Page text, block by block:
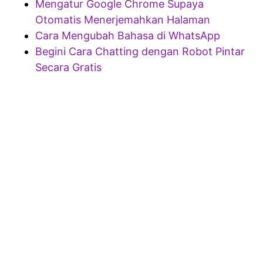
Mengatur Google Chrome Supaya
Otomatis Menerjemahkan Halaman
Cara Mengubah Bahasa di WhatsApp
Begini Cara Chatting dengan Robot Pintar
Secara Gratis